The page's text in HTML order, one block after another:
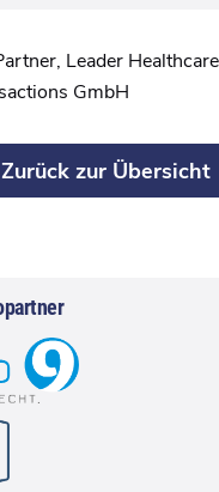
Leader
GmbH
Zurück zur Übersicht